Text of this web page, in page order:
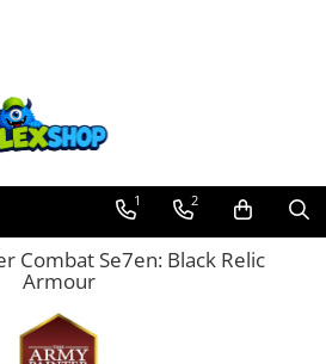
1 2
Combat Se7en: Black Relic
Armour